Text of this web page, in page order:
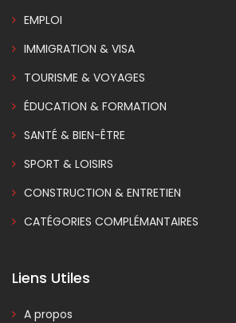
EMPLOI
IMMIGRATION & VISA
TOURISME & VOYAGES
ÉDUCATION & FORMATION
SANTÉ & BIEN-ÊTRE
SPORT & LOISIRS
CONSTRUCTION & ENTRETIEN
CATÉGORIES COMPLÉMANTAIRES
Liens Utiles
A propos